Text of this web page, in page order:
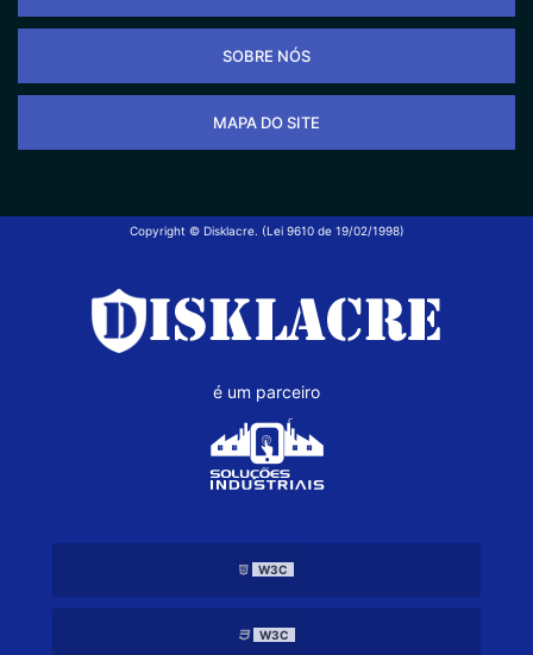
SOBRE NÓS
MAPA DO SITE
Copyright © Disklacre. (Lei 9610 de 19/02/1998)
é um parceiro
W3C
W3C